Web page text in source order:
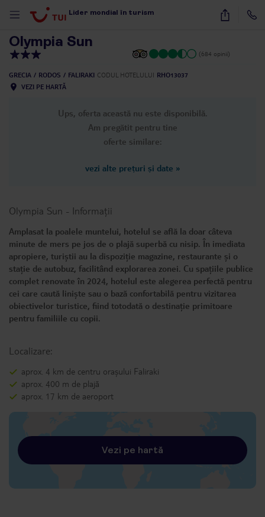
Lider mondial în turism 32
Olympia Sun
(684 opinii)
GRECIA RODOS FALIRAKI CODUL HOTELULUI RHO13037
VEZI PE HARTĂ
Ups, oferta această nu este disponibilă.
Am pregătit pentru tine
oferte similare:
vezi alte prețuri și date »
Olympia Sun - Informații
Amplasat la poalele muntelui, hotelul se află la doar câteva
minute de mers pe jos de o plajă superbă cu nisip. În imediata
apropiere, turiștii au la dispoziție magazine, restaurante și o
stație de autobuz, facilitând explorarea zonei. Cu spațiile publice
complet renovate în 2024, hotelul este alegerea perfectă pentru
cei care caută liniște sau o bază confortabilă pentru vizitarea
obiectivelor turistice, fiind totodată o destinație primitoare
pentru familiile cu copii.
Localizare:
aprox. 4 km de centru orașului Faliraki
aprox. 400 m de plajă
aprox. 17 km de aeroport
Vezi pe hartă